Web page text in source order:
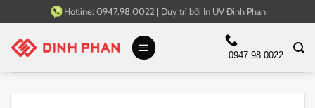
qua
nội
Hotline: 0947.98.0022 | Duy trì bởi In UV Đinh Phan
0947.98.0022